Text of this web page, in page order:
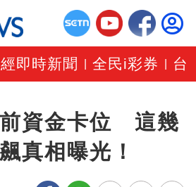
即時新聞 |全民i彩券 台
資金卡位 這幾
真相曝光！